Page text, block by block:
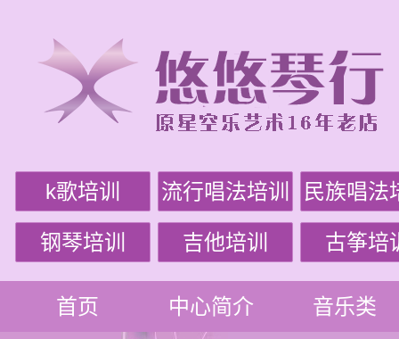
k歌培训 流行唱法培训 民族唱法
钢琴培训 吉他培训 古筝培
首页 中心简介 音乐类